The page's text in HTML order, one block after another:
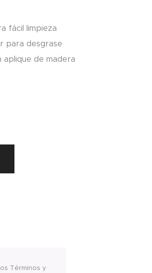
fácil limpieza
para desgrase
de madera
Términos y